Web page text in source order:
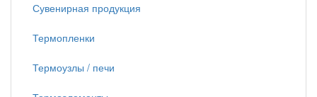
Сувенирная продукция
Термопленки
Термоузлы / печи